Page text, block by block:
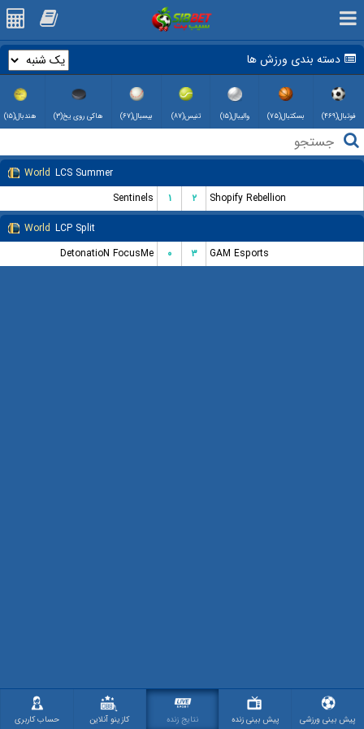
دسته بندی ورزش ها
فوتبال(۴۶۹) بسکتبال(۷۵) والیبال(۱۵) تنیس(۸۷) بیسبال(۶۷) هاکی روی یخ(۳) هندبال(۱۵)
World LCS Summer
Sentinels
۱ ۲
Shopify Rebellion
World LCP Split
DetonatioN FocusMe
۰ ۳ GAM Esports
پیش بینی ورزشی پیش بینی زنده نتایج زنده کازینو آنلاین حساب کاربری